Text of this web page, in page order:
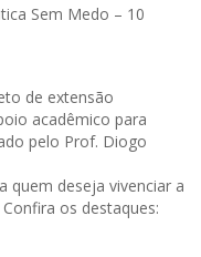
Sem Medo – 10
de extensão
acadêmico para
pelo Prof. Diogo
quem deseja vivenciar a
os destaques: